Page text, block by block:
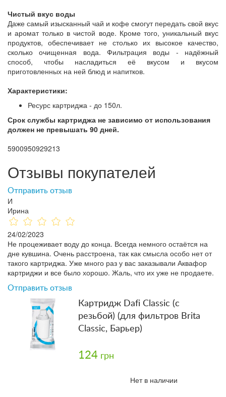
Чистый вкус воды
Даже самый изысканный чай и кофе смогут передать свой вкус
и аромат только в чистой воде. Кроме того, уникальный вкус
продуктов, обеспечивает не столько их высокое качество,
сколько очищенная вода. Фильтрация воды - надёжный
способ, чтобы насладиться её вкусом и вкусом
приготовленных на ней блюд и напитков.
Характеристики:
Ресурс картриджа - до 150л.
Срок службы картриджа не зависимо от использования
должен не превышать 90 дней.
5900950929213
Отзывы покупателей
Отправить отзыв
И
Ирина
24/02/2023
Не процеживает воду до конца. Всегда немного остаётся на
дне кувшина. Очень расстроена, так как смысла особо нет от
такого картриджа. Уже много раз у вас заказывали Аквафор
картриджи и все было хорошо. Жаль, что их уже не продаете.
Отправить отзыв
Картридж Dafi Classic (с
резьбой) (для фильтров Brita
Classic, Барьер)
124 грн
Нет в наличии